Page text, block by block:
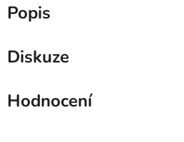
Popis
Diskuze
Hodnocení